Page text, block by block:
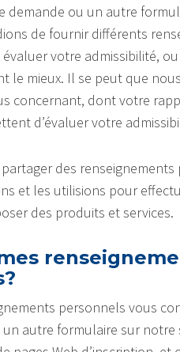
demande ou un autre
de fournir différents
votre admissibilité,
le mieux. Il se peut que
concernant, dont votre
d’évaluer votre
des
et les utilisions pour
des produits et services.
personnels vous
autre formulaire sur notre